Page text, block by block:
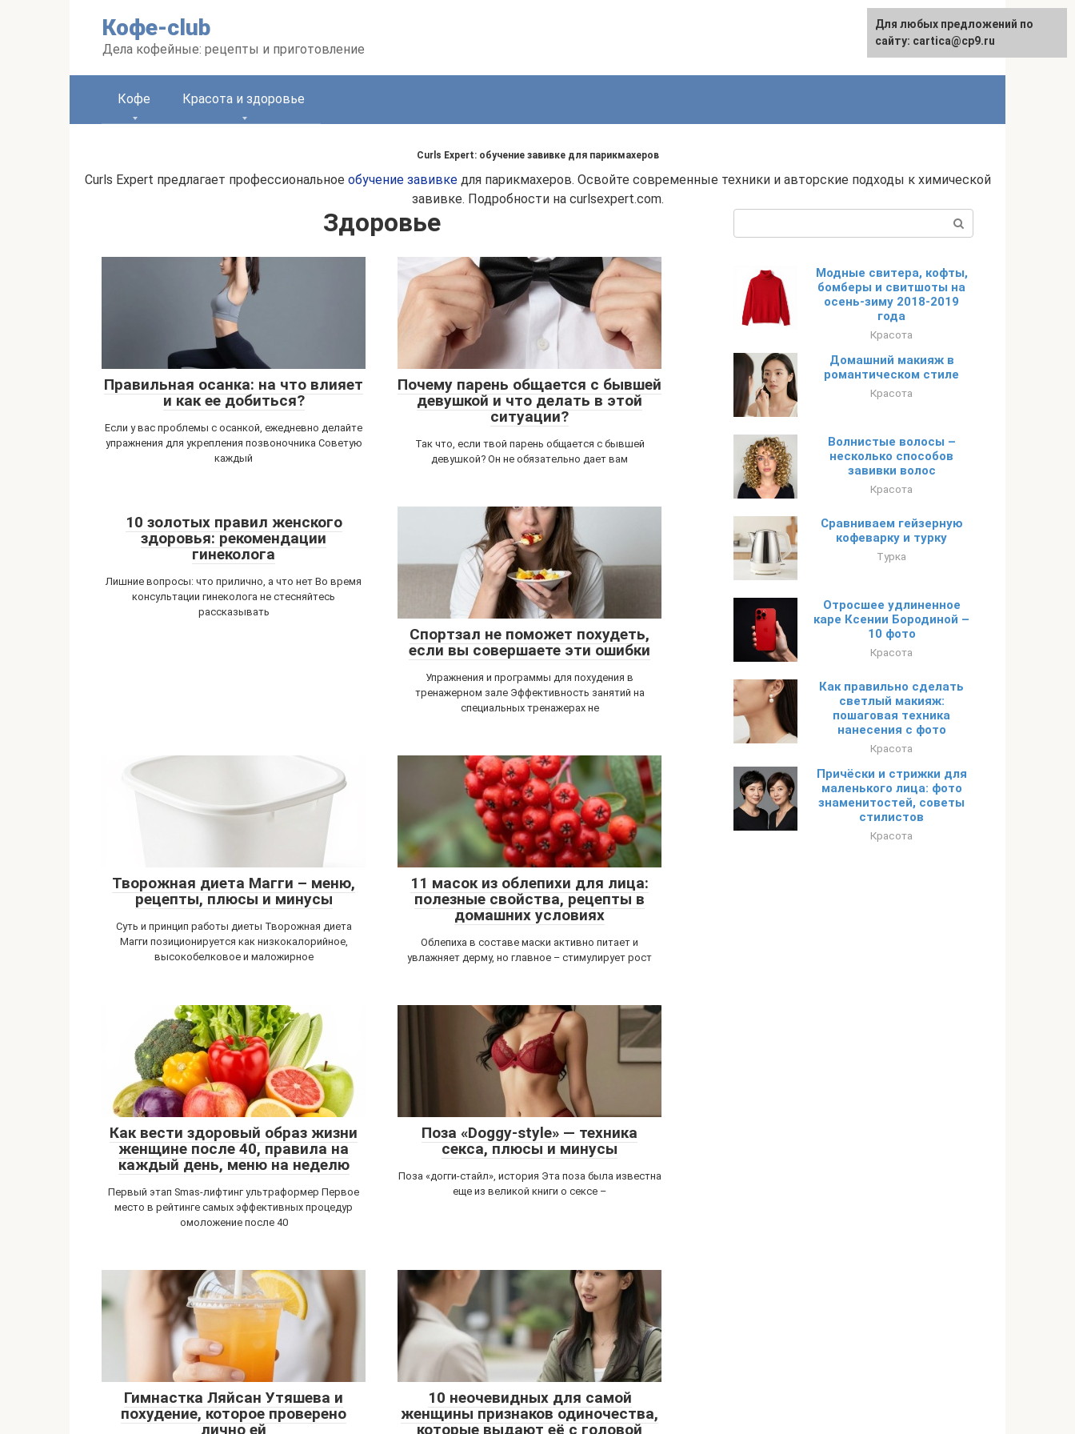
Кофе-club
Дела кофейные: рецепты и приготовление
English
Кофе Красота и здоровье
Curls Expert: обучение завивке для парикмахеров
Curls Expert предлагает профессиональное обучение завивкедля парикмахеров. Освойте современные техники и авторские подходы к химической
завивке. Подробности на curlsexpert.com.
Здоровье
Правильная осанка: на что влияет
и как ее добиться?
Если у вас проблемы с осанкой, ежедневно делайте
упражнения для укрепления позвоночника Советую
каждый
Почему парень общается с бывшей
девушкой и что делать в этой
ситуации?
Так что, если твой парень общается с бывшей
девушкой? Он не обязательно дает вам
10 золотых правил женского
здоровья: рекомендации
гинеколога
Лишние вопросы: что прилично, а что нет Во время
консультации гинеколога не стесняйтесь
рассказывать
Спортзал не поможет похудеть,
если вы совершаете эти ошибки
Упражнения и программы для похудения в
тренажерном зале Эффективность занятий на
специальных тренажерах не
Творожная диета Магги – меню,
рецепты, плюсы и минусы
Суть и принцип работы диеты Творожная диета
Магги позиционируется как низкокалорийное,
высокобелковое и маложирное
11 масок из облепихи для лица:
полезные свойства, рецепты в
домашних условиях
Облепиха в составе маски активно питает и
увлажняет дерму, но главное – стимулирует рост
Как вести здоровый образ жизни
женщине после 40, правила на
каждый день, меню на неделю
Первый этап Smas-лифтинг ультраформер Первое
место в рейтинге самых эффективных процедур
омоложение после 40
Поза «Doggy-style» — техника
секса, плюсы и минусы
Поза «догги-стайл», история Эта поза была известна
еще из великой книги о сексе –
Гимнастка Ляйсан Утяшева и
похудение, которое проверено
лично ей
10 неочевидных для самой
женщины признаков одиночества,
которые выдают её с головой
Модные свитера, кофты,
бомберы и свитшоты на
осень-зиму 2018-2019
года
Красота
Домашний макияж в
романтическом стиле
Красота
Волнистые волосы –
несколько способов
завивки волос
Красота
Сравниваем гейзерную
кофеварку и турку
Турка
Отросшее удлиненное
каре Ксении Бородиной –
10 фото
Красота
Как правильно сделать
светлый макияж:
пошаговая техника
нанесения с фото
Красота
Причёски и стрижки для
маленького лица: фото
знаменитостей, советы
стилистов
Красота
Для любых предложений по
сайту: cartica@cp9.ru